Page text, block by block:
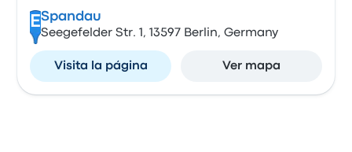
ESpandau
Seegefelder Str. 1, 13597 Berlin, Germany
Visita la página Ver mapa